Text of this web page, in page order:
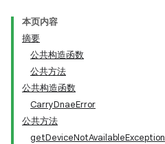
本页内容
摘要
公共构造函数
公共方法
公共构造函数
CarryDnaeError
公共方法
getDeviceNotAvailableException